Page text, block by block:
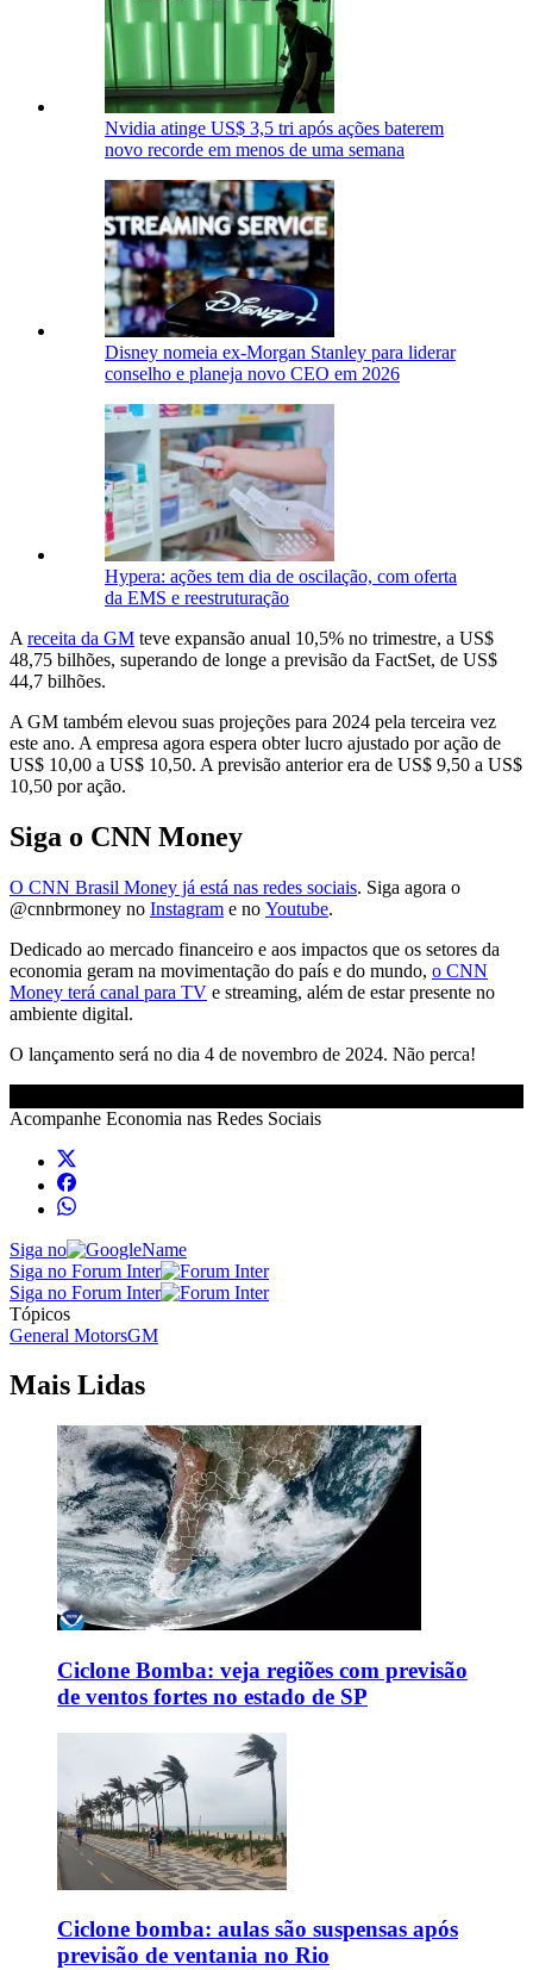
Nvidia atinge US$ 3,5 tri após ações baterem
novo recorde em menos de uma semana
Disney nomeia ex-Morgan Stanley para liderar
conselho e planeja novo CEO em 2026
Hypera: ações tem dia de oscilação, com oferta
da EMS e reestruturação
A receita da GM teve expansão anual 10,5% no trimestre, a US$
48,75 bilhões, superando de longe a previsão da FactSet, de US$
44,7 bilhões.
A GM também elevou suas projeções para 2024 pela terceira vez
este ano. A empresa agora espera obter lucro ajustado por ação de
US$ 10,00 a US$ 10,50. A previsão anterior era de US$ 9,50 a US$
10,50 por ação.
Siga o CNN Money
O CNN Brasil Money já está nas redes sociais. Siga agora o
@cnnbrmoney no Instagram e no Youtube.
Dedicado ao mercado financeiro e aos impactos que os setores da
economia geram na movimentação do país e do mundo, o CNN
Money terá canal para TV e streaming, além de estar presente no
ambiente digital.
O lançamento será no dia 4 de novembro de 2024. Não perca!
Acompanhe Economia nas Redes Sociais
Siga no
Siga no Forum Inter
Siga no Forum Inter
Tópicos
General MotorsGM
Mais Lidas
Ciclone Bomba: veja regiões com previsão
de ventos fortes no estado de SP
Ciclone bomba: aulas são suspensas após
previsão de ventania no Rio